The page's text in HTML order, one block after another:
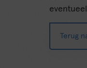
eventueel
Terug